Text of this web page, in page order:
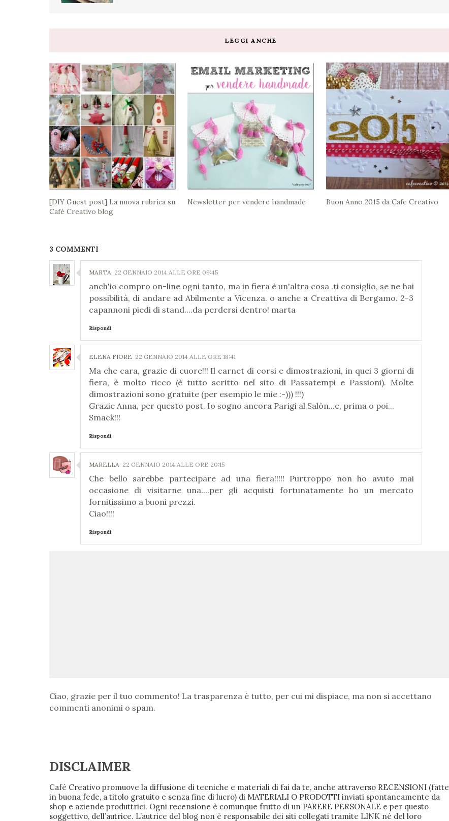
LEGGI ANCHE
[DIY Guest post] La nuova rubrica su
Cafè Creativo blog
Newsletter per vendere handmade Buon Anno 2015 da Cafe Creativo
3 COMMENTI
MARTA 22 GENNAIO 2014 ALLE ORE 09:45
anch'io compro on-line ogni tanto, ma in fiera è un'altra cosa .ti consiglio, se ne hai
possibilità, di andare ad Abilmente a Vicenza. o anche a Creattiva di Bergamo. 2-3
capannoni piedi di stand....da perdersi dentro! marta
Rispondi
ELENA FIORE 22 GENNAIO 2014 ALLE ORE 18:41
Ma che cara, grazie di cuore!!! Il carnet di corsi e dimostrazioni, in quei 3 giorni di
fiera, è molto ricco (è tutto scritto nel sito di Passatempi e Passioni). Molte
dimostrazioni sono gratuite (per esempio le mie :-))) !!!)
Grazie Anna, per questo post. Io sogno ancora Parigi al Salòn...e, prima o poi...
Smack!!!
Rispondi
MARELLA 22 GENNAIO 2014 ALLE ORE 20:15
Che bello sarebbe partecipare ad una fiera!!!!! Purtroppo non ho avuto mai
occasione di visitarne una....per gli acquisti fortunatamente ho un mercato
fornitissimo a buoni prezzi.
Ciao!!!!
Rispondi
Ciao, grazie per il tuo commento! La trasparenza è tutto, per cui mi dispiace, ma non si accettano
commenti anonimi o spam.
DISCLAIMER
Café Creativo promuove la diffusione di tecniche e materiali di fai da te, anche attraverso RECENSIONI (fatte
in buona fede, a titolo gratuito e senza fine di lucro) di MATERIALI O PRODOTTI inviati spontaneamente da
shop e aziende produttrici. Ogni recensione è comunque frutto di un PARERE PERSONALE e per questo
soggettivo, dell’autrice. L’autrice del blog non è responsabile dei siti collegati tramite LINK né del loro